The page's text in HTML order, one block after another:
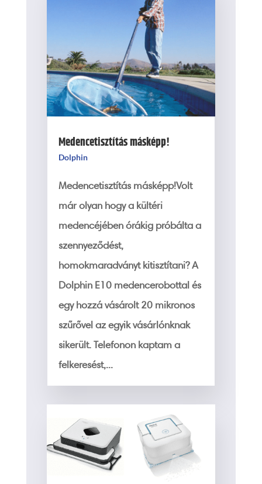
Medencetisztítás másképp!
Dolphin
Medencetisztítás másképp!Volt
már olyan hogy a kültéri
medencéjében órákig próbálta a
szennyeződést,
homokmaradványt kitisztítani? A
Dolphin E10 medencerobottal és
egy hozzá vásárolt 20 mikronos
szűrővel az egyik vásárlónknak
sikerült. Telefonon kaptam a
felkeresést,...